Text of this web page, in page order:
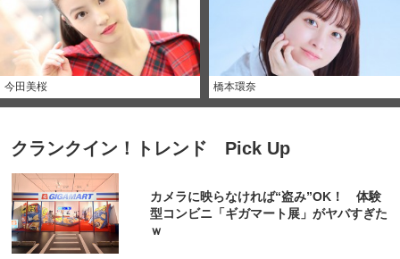
今田美桜 橋本環奈
クランクイン！トレンド Pick Up
カメラに映らなければ“盗み”OK！ 体験
型コンビニ「ギガマート展」がヤバすぎた
ｗ